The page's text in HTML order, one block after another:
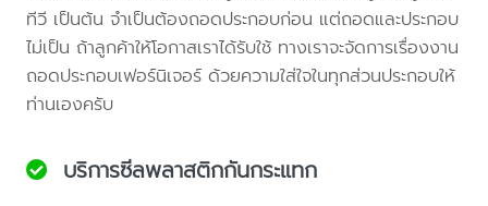
ทีวี เป็นต้น จำเป็นต้องถอดประกอบก่อน แต่ถอดและประกอบ
ไม่เป็น ถ้าลูกค้าให้โอกาสเราได้รับใช้ ทางเราจะจัดการเรื่องงาน
ถอดประกอบเฟอร์นิเจอร์ ด้วยความใส่ใจในทุกส่วนประกอบให้
ท่านเองครับ
บริการซีลพลาสติกกันกระแทก